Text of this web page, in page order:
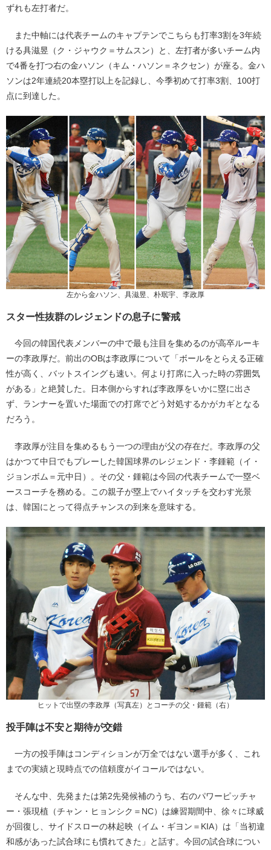
ずれも左打者だ。
また中軸には代表チームのキャプテンでこちらも打率3割を3年続
ける具滋昱（ク・ジャウク＝サムスン）と、左打者が多いチーム内
で4番を打つ右の金ハソン（キム・ハソン＝ネクセン）が座る。金ハ
ソンは2年連続20本塁打以上を記録し、今季初めて打率3割、100打
点に到達した。
左から金ハソン、具滋昱、朴珉宇、李政厚
スター性抜群のレジェンドの息子に警戒
今回の韓国代表メンバーの中で最も注目を集めるのが高卒ルーキ
ーの李政厚だ。前出のOBは李政厚について「ボールをとらえる正確
性が高く、バットスイングも速い。何より打席に入った時の雰囲気
がある」と絶賛した。日本側からすれば李政厚をいかに塁に出さ
ず、ランナーを置いた場面での打席でどう対処するかがカギとなる
だろう。
李政厚が注目を集めるもう一つの理由が父の存在だ。李政厚の父
はかつて中日でもプレーした韓国球界のレジェンド・李鍾範（イ・
ジョンボム＝元中日）。その父・鍾範は今回の代表チームで一塁ベ
ースコーチを務める。この親子が塁上でハイタッチを交わす光景
は、韓国にとって得点チャンスの到来を意味する。
ヒットで出塁の李政厚（写真左）とコーチの父・鍾範（右）
投手陣は不安と期待が交錯
一方の投手陣はコンディションが万全ではない選手が多く、これ
までの実績と現時点での信頼度がイコールではない。
そんな中、先発または第2先発候補のうち、右のパワーピッチャ
ー・張現植（チャン・ヒョンシク＝NC）は練習期間中、徐々に球威
が回復し、サイドスローの林起映（イム・ギヨン＝KIA）は「当初違
和感があった試合球にも慣れてきた」と話す。今回の試合球につい